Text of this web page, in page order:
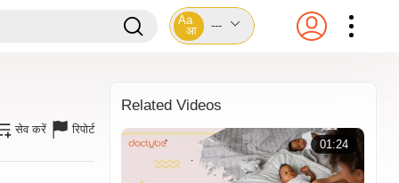
Aa
आ
---
सेव करें रिपोर्ट
Related Videos
01:24